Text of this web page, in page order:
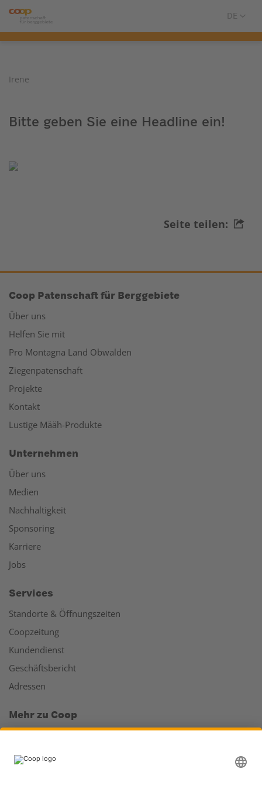
Irene
Bitte geben Sie eine Headline ein!
Seite teilen:
Coop Patenschaft für Berggebiete
Über uns
Helfen Sie mit
Pro Montagna Land Obwalden
Ziegenpatenschaft
Projekte
Kontakt
Lustige Määh-Produkte
Unternehmen
Über uns
Medien
Nachhaltigkeit
Sponsoring
Karriere
Jobs
Services
Standorte & Öffnungszeiten
Coopzeitung
Kundendienst
Geschäftsbericht
Adressen
Mehr zu Coop
Läden & Services